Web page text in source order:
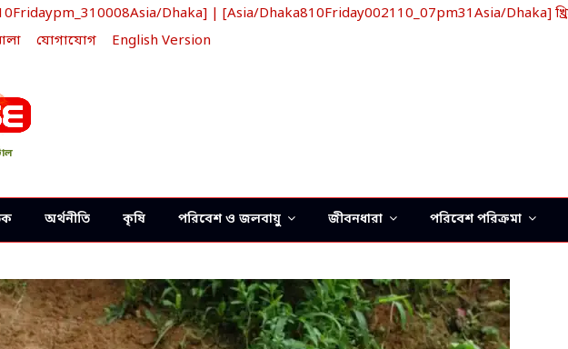
Dhaka] | [Asia/Dhaka810Friday002110_07pm31Asia/Dhaka]
যোগাযোগ English Version
অর্থনীতি কৃষি পরিবেশ ও জলবায়ু জীবনধারা পরিবেশ পরিক্রমা